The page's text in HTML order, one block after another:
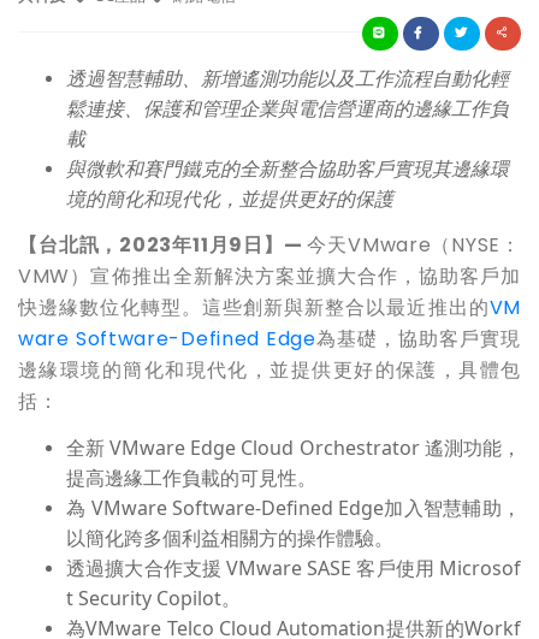
透過智慧輔助、新增遙測功能以及工作流程自動化輕
鬆連接、保護和管理企業與電信營運商的邊緣工作負
載
與微軟和賽門鐵克的全新整合協助客戶實現其邊緣環
境的簡化和現代化，並提供更好的保護
【台北訊，2023年11月9日】—今天VMware（NYSE：
VMW）宣佈推出全新解決方案並擴大合作，協助客戶加
快邊緣數位化轉型。這些創新與新整合以最近推出的VM
ware Software-Defined Edge為基礎，協助客戶實現
邊緣環境的簡化和現代化，並提供更好的保護，具體包
括：
全新 VMware Edge Cloud Orchestrator 遙測功能，
提高邊緣工作負載的可見性。
為 VMware Software-Defined Edge加入智慧輔助，
以簡化跨多個利益相關方的操作體驗。
透過擴大合作支援 VMware SASE 客戶使用 Microsof
t Security Copilot。
為VMware Telco Cloud Automation提供新的Workf